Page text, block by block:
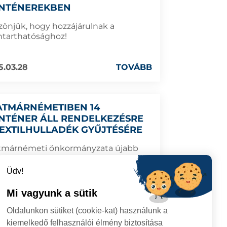
hogy hozzájárulnak a
TOVÁBB
14
ÁLL RENDELKEZÉSRE
GYŰJTÉSÉRE
önkormányzata újabb
lépést tesz a fenntarthatóságért:
helyeztek ki a lakossági
gyűjtésére.
TOVÁBB
Üdv!
Mi vagyunk a sütik
Oldalunkon sütiket (cookie-kat) használunk a
kiemelkedő felhasználói élmény biztosítása